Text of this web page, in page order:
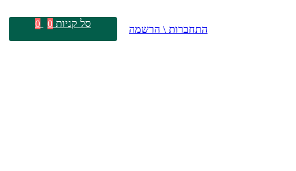
התחברות \ הרשמה סל קניות 0
0